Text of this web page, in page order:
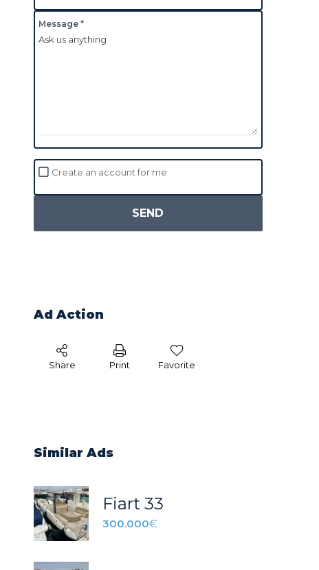
Message *
Create an account for me
SEND
Ad Action
Share Print Favorite
Similar Ads
Fiart 33
300.000€